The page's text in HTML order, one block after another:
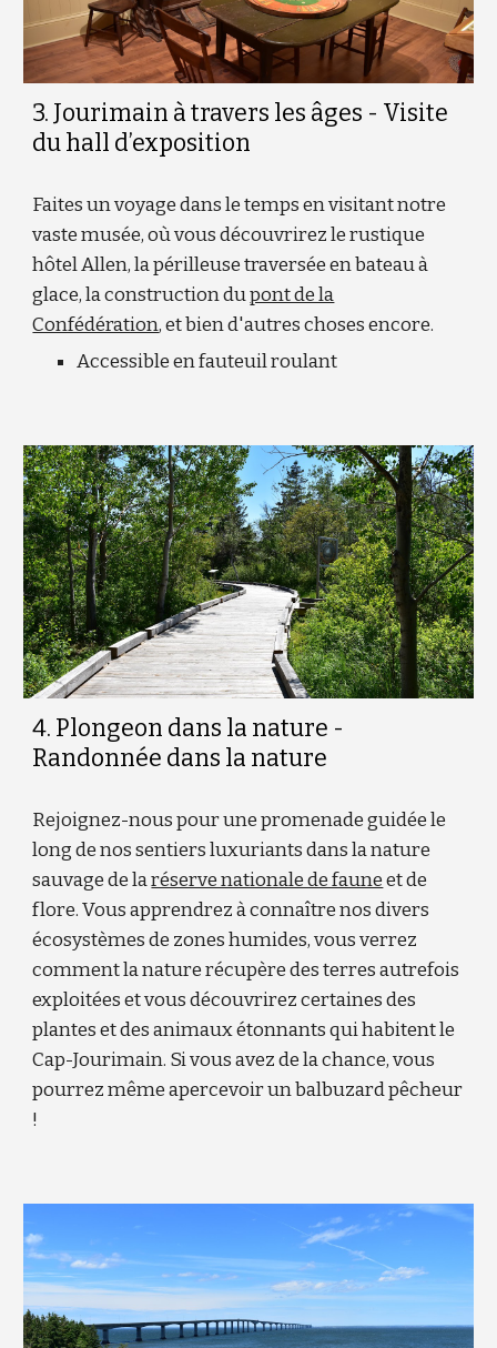
3. Jourimain à travers les âges - Visite
du hall d’exposition
Faites un voyage dans le temps en visitant notre
vaste musée, où vous découvrirez le rustique
hôtel Allen, la périlleuse traversée en bateau à
glace, la construction dupont de la
Confédération, et bien d'autres choses encore.
Accessible en fauteuil roulant
4. Plongeon dans la nature -
Randonnée dans la nature
Rejoignez-nous pour une promenade guidée le
long de nos sentiers luxuriants dans la nature
sauvage de laréserve nationale de fauneet de
flore. Vous apprendrez à connaître nos divers
écosystèmes de zones humides, vous verrez
comment la nature récupère des terres autrefois
exploitées et vous découvrirez certaines des
plantes et des animaux étonnants qui habitent le
Cap-Jourimain. Si vous avez de la chance, vous
pourrez même apercevoir un balbuzard pêcheur
!